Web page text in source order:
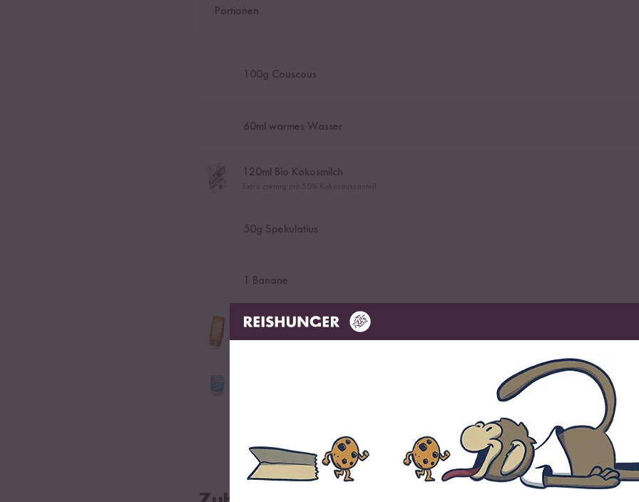
Portionen
100g Couscous
60ml warmes Wasser
120ml Bio Kokosmilch
50g Spekulatius
1 Banane
etwas Bio Reissirup
Alternatives Süßungsmittel zu Kristallzucker aus Reis